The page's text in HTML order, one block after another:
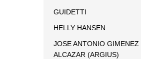
GUIDETTI
HELLY HANSEN
JOSE ANTONIO GIMENEZ
ALCAZAR (ARGIUS)